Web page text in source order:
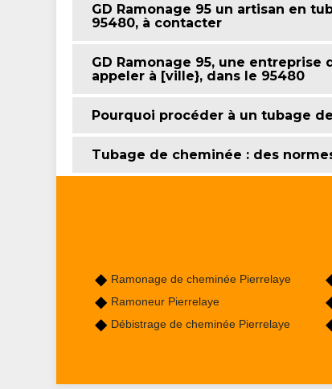
GD Ramonage 95 un artisan en
95480, à contacter
GD Ramonage 95, une
appeler à [ville}, dans le 95480
Pourquoi procéder à un tubage
Tubage de cheminée : des
Ramonage de cheminée Pierrelaye
Ramoneur Pierrelaye
Débistrage de cheminée Pierrelaye